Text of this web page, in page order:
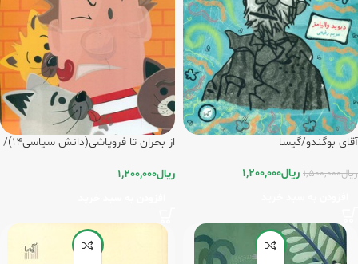
آقای بوگندو/گیسا
ریال1,500,000 ریال1,200,000
از بحران تا فروپاشی(دانش سیاسی14)/
ریال1,200,000
-20%
-20%